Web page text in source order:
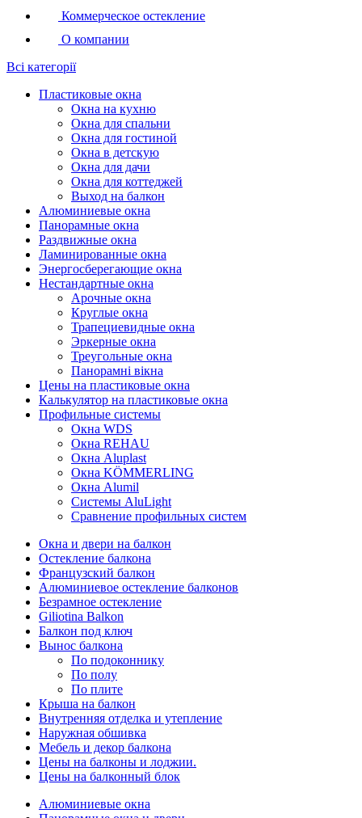
Коммерческое остекление
О компании
Всі категорії
Пластиковые окна
Окна на кухню
Окна для спальни
Окна для гостиной
Окна в детскую
Окна для дачи
Окна для коттеджей
Выход на балкон
Алюминиевые окна
Панорамные окна
Раздвижные окна
Ламинированные окна
Энергосберегающие окна
Нестандартные окна
Арочные окна
Круглые окна
Трапециевидные окна
Эркерные окна
Треугольные окна
Панорамні вікна
Цены на пластиковые окна
Калькулятор на пластиковые окна
Профильные системы
Окна WDS
Окна REHAU
Окна Aluplast
Окна KÖMMERLING
Окна Alumil
Системы AluLight
Сравнение профильных систем
Окна и двери на балкон
Остекление балкона
Французский балкон
Алюминиевое остекление балконов
Безрамное остекление
Giliotina Balkon
Балкон под ключ
Вынос балкона
По подоконнику
По полу
По плите
Крыша на балкон
Внутренняя отделка и утепление
Наружная обшивка
Мебель и декор балкона
Цены на балконы и лоджии.
Цены на балконный блок
Алюминиевые окна